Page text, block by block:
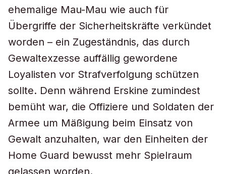
ehemalige Mau-Mau wie auch für
Übergriffe der Sicherheitskräfte verkündet
worden – ein Zugeständnis, das durch
Gewaltexzesse auffällig gewordene
Loyalisten vor Strafverfolgung schützen
sollte. Denn während Erskine zumindest
bemüht war, die Offiziere und Soldaten der
Armee um Mäßigung beim Einsatz von
Gewalt anzuhalten, war den Einheiten der
Home Guard bewusst mehr Spielraum
gelassen worden.